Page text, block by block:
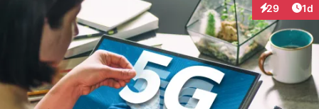
29
Interaktionen
1d